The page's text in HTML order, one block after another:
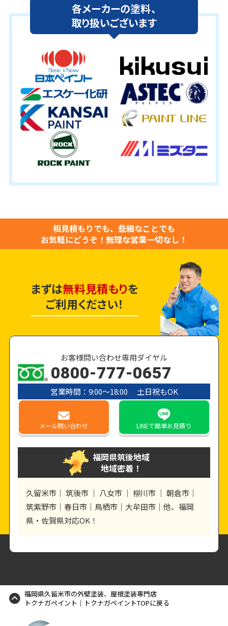
各メーカーの塗料、
取り扱いございます
相見積もりでも、些細なことでも
お気軽にどうぞ！ 無理な営業一切なし！
まずは無料見積もりを
ご利用ください！
お客様問い合わせ専用ダイヤル
0800-777-0657
営業時間：9:00〜18:00 土日祝もOK
メール問い合わせ LINEで簡単お見積り
福岡県筑後地域
地域密着！
久留米市｜ 筑後市 ｜ 八女市 ｜ 柳川市 ｜ 朝倉市｜
筑紫野市｜春日市｜鳥栖市｜大牟田市｜他、福岡
県・佐賀県対応OK！
福岡県久留米市の外壁塗装、屋根塗装専門店
トクナガペイント｜トクナガペイントTOPに戻る